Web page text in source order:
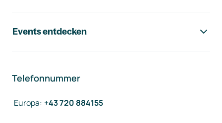
Events entdecken
Telefonnummer
Europa: +43 720 884155